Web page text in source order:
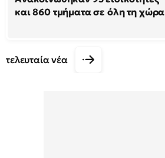
και 860 τμήματα σε όλη τη χώρα
τελευταία νέα